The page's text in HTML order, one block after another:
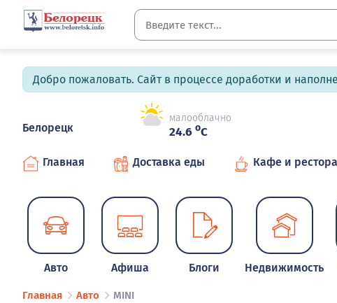
Добро пожаловать. Сайт в процессе доработки и
Белорецк
малооблачно
24.6 oC
Главная Доставка еды Кафе и
Авто Афиша Блоги Недвижимость
Главная Авто MINI